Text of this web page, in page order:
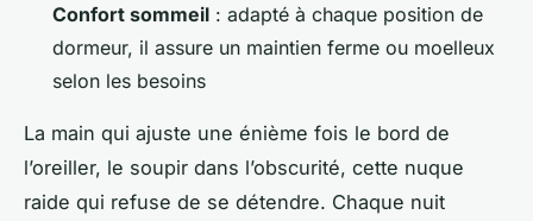
Confort sommeil : adapté à chaque position de
dormeur, il assure un maintien ferme ou moelleux
selon les besoins
La main qui ajuste une énième fois le bord de
l’oreiller, le soupir dans l’obscurité, cette nuque
raide qui refuse de se détendre. Chaque nuit